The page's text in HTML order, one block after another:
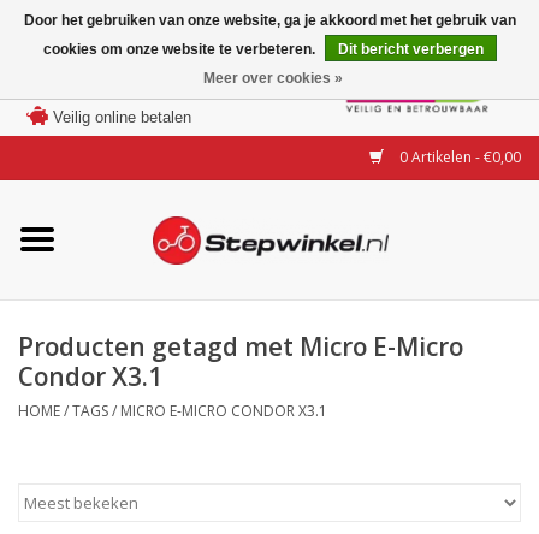
Veilig online betalen
0 Artikelen - €0,00
Merken
Modellen
Accessoires
Steps huren of uitproberen
Producten getagd met Micro E-Micro
Condor X3.1
HOME/TAGS/ MICRO E-MICRO CONDOR X3.1
Door het gebruiken van onze website, ga je akkoord met het gebruik van
cookies om onze website te verbeteren.
Dit bericht verbergen
Meer over cookies »